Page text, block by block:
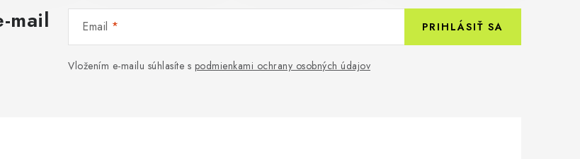
mail Email
Vložením e-mailu súhlasíte s podmienkami ochrany osobných údajov
PRIHLÁSIŤ SA